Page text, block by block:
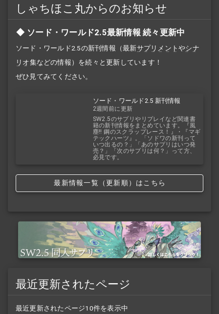
しゃちほこ丸からのお知らせ
ソード・ワールド2.5最新情報 続々更新中
ソード・ワールド2.5の新刊情報（最新サプリメントやシナ
リオ集などの情報）を続々と更新しています！
ぜひ見てみてください。
ソード・ワールド2.5 新刊情報
2週間前に更新
SW2.5のサプリやリプレイなど関連書
籍の新刊情報をまとめています。『風
塵!! 鋼のスクラップレース！』・『マギ
テックハーツ』。「ソドワの新刊って
いつ出るの？」「あのサプリはいつ発
売？」「次のサプリは何？」って方、
必見です。
最新情報一覧（更新順）はこちら
最近更新されたページ
最近更新されたページ10件を表示中